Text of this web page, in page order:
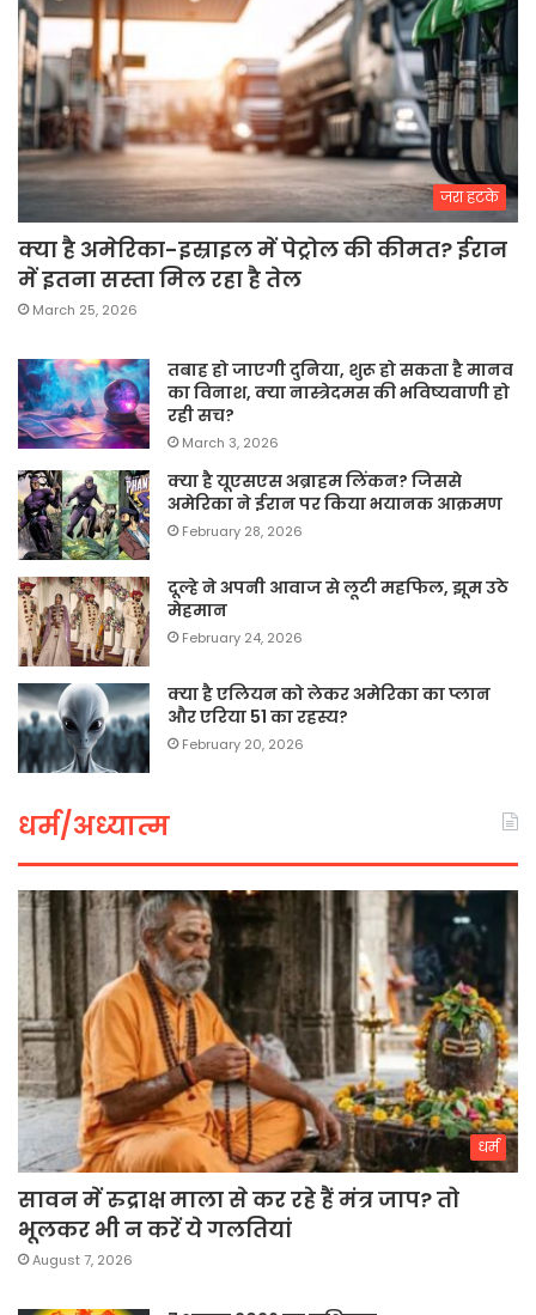
जरा हटके
क्या है अमेरिका-इस्राइल में पेट्रोल की कीमत? ईरान
में इतना सस्ता मिल रहा है तेल
March 25, 2026
तबाह हो जाएगी दुनिया, शुरू हो सकता है मानव
का विनाश, क्या नास्त्रेदमस की भविष्यवाणी हो
रही सच?
March 3, 2026
क्या है यूएसएस अब्राहम लिंकन? जिससे
अमेरिका ने ईरान पर किया भयानक आक्रमण
February 28, 2026
दूल्हे ने अपनी आवाज से लूटी महफिल, झूम उठे
मेहमान
February 24, 2026
क्या है एलियन को लेकर अमेरिका का प्लान
और एरिया 51 का रहस्य?
February 20, 2026
धर्म/अध्यात्म
धर्म
सावन में रुद्राक्ष माला से कर रहे हैं मंत्र जाप? तो
भूलकर भी न करें ये गलतियां
August 7, 2026